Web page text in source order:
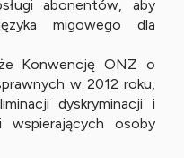
abonentów, aby
migowego dla
Konwencję ONZ o
w 2012 roku,
dyskryminacji i
wspierających osoby